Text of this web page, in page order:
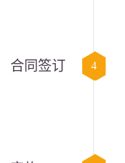
合同签订 4